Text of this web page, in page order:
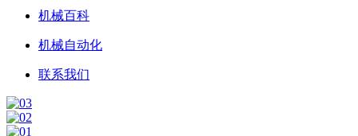
机械百科
机械自动化
联系我们